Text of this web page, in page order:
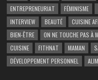
ENTREPRENEURIAT
FÉMINISME
INTERVIEW
BEAUTÉ CUISINE
BIEN-ÊTRE
ON NE TOUCHE PAS À
CUISINE
FITHNAT MAMAN
DÉVELOPPEMENT PERSONNEL